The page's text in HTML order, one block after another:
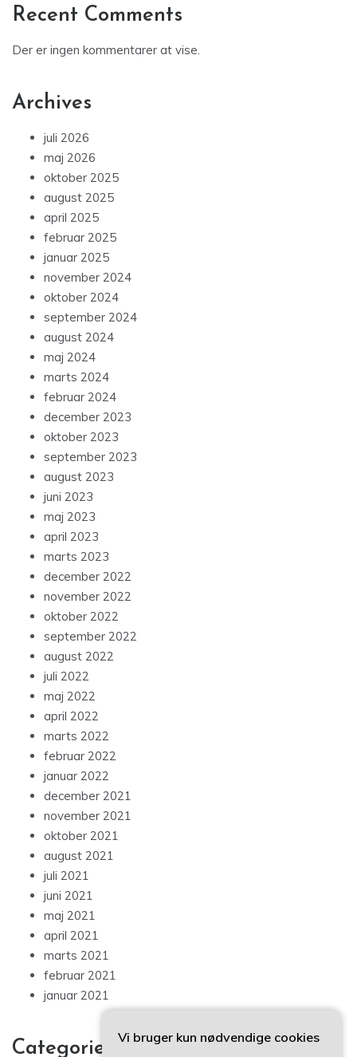
Recent Comments
Der er ingen kommentarer at vise.
Archives
juli 2026
maj 2026
oktober 2025
august 2025
april 2025
februar 2025
januar 2025
november 2024
oktober 2024
september 2024
august 2024
maj 2024
marts 2024
februar 2024
december 2023
oktober 2023
september 2023
august 2023
juni 2023
maj 2023
april 2023
marts 2023
december 2022
november 2022
oktober 2022
september 2022
august 2022
juli 2022
maj 2022
april 2022
marts 2022
februar 2022
januar 2022
december 2021
november 2021
oktober 2021
august 2021
juli 2021
juni 2021
maj 2021
april 2021
marts 2021
februar 2021
januar 2021
Categories
Vi bruger kun nødvendige cookies